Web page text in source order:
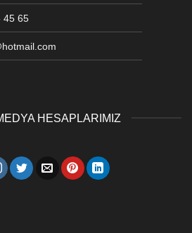
45 65
HESAPLARIMIZ